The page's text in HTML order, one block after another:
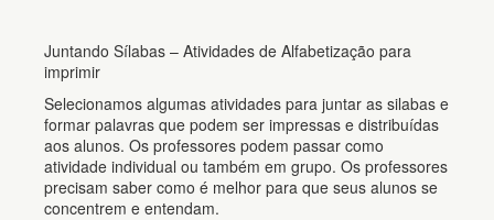
Juntando Sílabas – Atividades de Alfabetização para
imprimir
Selecionamos algumas atividades para juntar as silabas e
formar palavras que podem ser impressas e distribuídas
aos alunos. Os professores podem passar como
atividade individual ou também em grupo. Os professores
precisam saber como é melhor para que seus alunos se
concentrem e entendam.